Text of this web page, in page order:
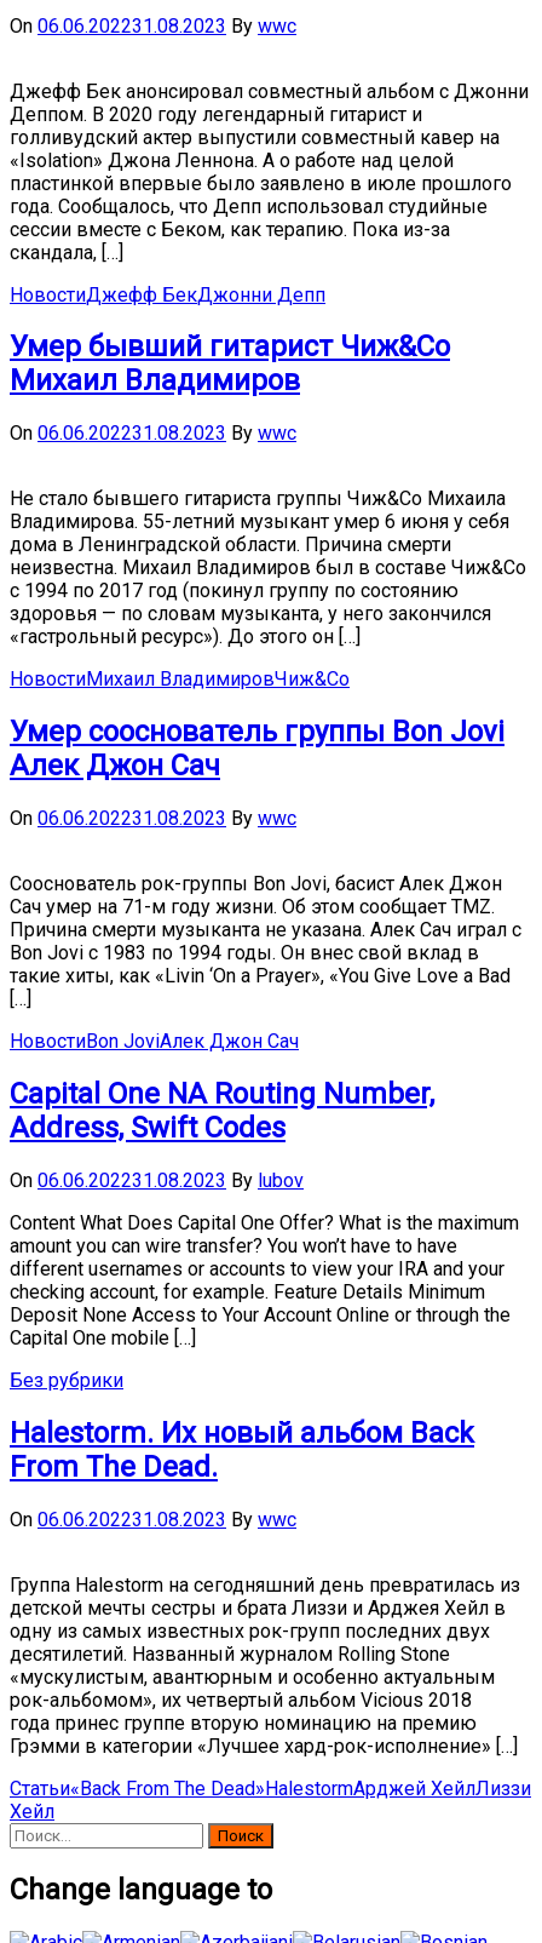
On 06.06.202231.08.2023 By wwc
Джефф Бек анонсировал совместный альбом с Джонни
Деппом. В 2020 году легендарный гитарист и
голливудский актер выпустили совместный кавер на
«Isolation» Джона Леннона. А о работе над целой
пластинкой впервые было заявлено в июле прошлого
года. Сообщалось, что Депп использовал студийные
сессии вместе с Беком, как терапию. Пока из-за
скандала, […]
НовостиДжефф БекДжонни Депп
Умер бывший гитарист Чиж&Co
Михаил Владимиров
On 06.06.202231.08.2023 By wwc
Не стало бывшего гитариста группы Чиж&Co Михаила
Владимирова. 55-летний музыкант умер 6 июня у себя
дома в Ленинградской области. Причина смерти
неизвестна. Михаил Владимиров был в составе Чиж&Co
с 1994 по 2017 год (покинул группу по состоянию
здоровья — по словам музыканта, у него закончился
«гастрольный ресурс»). До этого он […]
НовостиМихаил ВладимировЧиж&Co
Умер сооснователь группы Bon Jovi
Алек Джон Сач
On 06.06.202231.08.2023 By wwc
Сооснователь рок-группы Bon Jovi, басист Алек Джон
Сач умер на 71-м году жизни. Об этом сообщает TMZ.
Причина смерти музыканта не указана. Алек Сач играл с
Bon Jovi с 1983 по 1994 годы. Он внес свой вклад в
такие хиты, как «Livin ‘On a Prayer», «You Give Love a Bad
[…]
НовостиBon JoviАлек Джон Сач
Capital One NA Routing Number,
Address, Swift Codes
On 06.06.202231.08.2023 By lubov
Content What Does Capital One Offer? What is the maximum
amount you can wire transfer? You won’t have to have
different usernames or accounts to view your IRA and your
checking account, for example. Feature Details Minimum
Deposit None Access to Your Account Online or through the
Capital One mobile […]
Без рубрики
Halestorm. Их новый альбом Back
From The Dead.
On 06.06.202231.08.2023 By wwc
Группа Halestorm на сегодняшний день превратилась из
детской мечты сестры и брата Лиззи и Арджея Хейл в
одну из самых известных рок-групп последних двух
десятилетий. Названный журналом Rolling Stone
«мускулистым, авантюрным и особенно актуальным
рок-альбомом», их четвертый альбом Vicious 2018
года принес группе вторую номинацию на премию
Грэмми в категории «Лучшее хард-рок-исполнение» […]
Статьи«Back From The Dead»HalestormАрджей ХейлЛиззи
Хейл
Найти:
Change language to